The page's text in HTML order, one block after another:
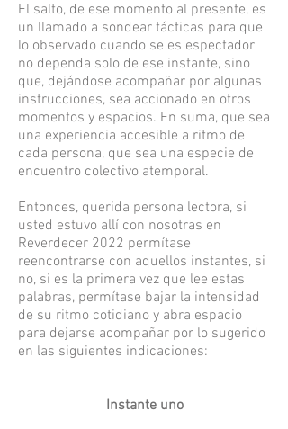
El salto, de ese momento al presente, es
un llamado a sondear tácticas para que
lo observado cuando se es espectador
no dependa solo de ese instante, sino
que, dejándose acompañar por algunas
instrucciones, sea accionado en otros
momentos y espacios. En suma, que sea
una experiencia accesible a ritmo de
cada persona, que sea una especie de
encuentro colectivo atemporal.
Entonces, querida persona lectora, si
usted estuvo allí con nosotras en
Reverdecer 2022 permítase
reencontrarse con aquellos instantes, si
no, si es la primera vez que lee estas
palabras, permítase bajar la intensidad
de su ritmo cotidiano y abra espacio
para dejarse acompañar por lo sugerido
en las siguientes indicaciones:
Instante uno